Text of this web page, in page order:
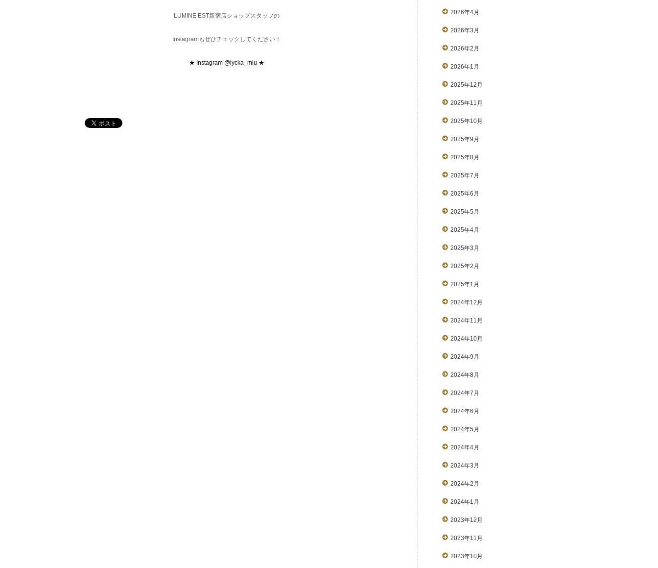
LUMINE EST新宿店ショップスタッフの
Instagramもぜひチェックしてください！
★ Instagram @lycka_miu ★
2026年4月
2026年3月
2026年2月
2026年1月
2025年12月
2025年11月
2025年10月
2025年9月
2025年8月
2025年7月
2025年6月
2025年5月
2025年4月
2025年3月
2025年2月
2025年1月
2024年12月
2024年11月
2024年10月
2024年9月
2024年8月
2024年7月
2024年6月
2024年5月
2024年4月
2024年3月
2024年2月
2024年1月
2023年12月
2023年11月
2023年10月